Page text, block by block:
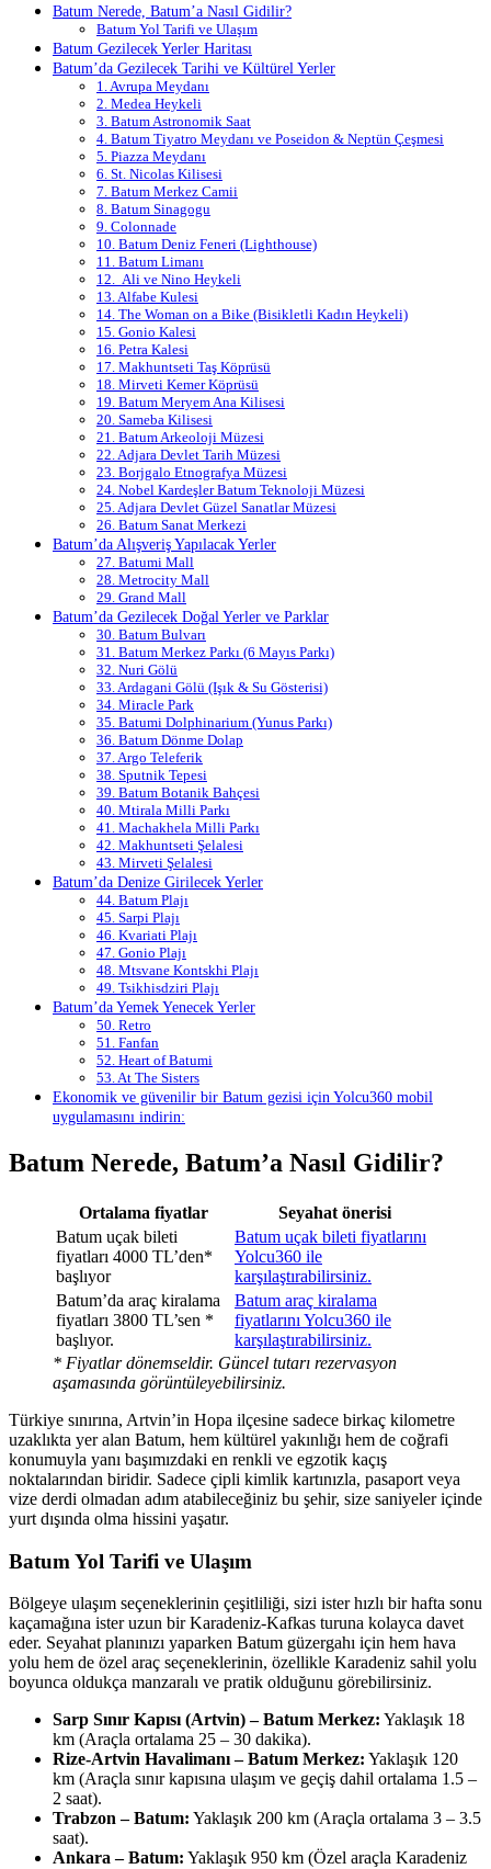
Batum Nerede, Batum’a Nasıl Gidilir?
Batum Yol Tarifi ve Ulaşım
Batum Gezilecek Yerler Haritası
Batum’da Gezilecek Tarihi ve Kültürel Yerler
1. Avrupa Meydanı
2. Medea Heykeli
3. Batum Astronomik Saat
4. Batum Tiyatro Meydanı ve Poseidon & Neptün Çeşmesi
5. Piazza Meydanı
6. St. Nicolas Kilisesi
7. Batum Merkez Camii
8. Batum Sinagogu
9. Colonnade
10. Batum Deniz Feneri (Lighthouse)
11. Batum Limanı
12. Ali ve Nino Heykeli
13. Alfabe Kulesi
14. The Woman on a Bike (Bisikletli Kadın Heykeli)
15. Gonio Kalesi
16. Petra Kalesi
17. Makhuntseti Taş Köprüsü
18. Mirveti Kemer Köprüsü
19. Batum Meryem Ana Kilisesi
20. Sameba Kilisesi
21. Batum Arkeoloji Müzesi
22. Adjara Devlet Tarih Müzesi
23. Borjgalo Etnografya Müzesi
24. Nobel Kardeşler Batum Teknoloji Müzesi
25. Adjara Devlet Güzel Sanatlar Müzesi
26. Batum Sanat Merkezi
Batum’da Alışveriş Yapılacak Yerler
27. Batumi Mall
28. Metrocity Mall
29. Grand Mall
Batum’da Gezilecek Doğal Yerler ve Parklar
30. Batum Bulvarı
31. Batum Merkez Parkı (6 Mayıs Parkı)
32. Nuri Gölü
33. Ardagani Gölü (Işık & Su Gösterisi)
34. Miracle Park
35. Batumi Dolphinarium (Yunus Parkı)
36. Batum Dönme Dolap
37. Argo Teleferik
38. Sputnik Tepesi
39. Batum Botanik Bahçesi
40. Mtirala Milli Parkı
41. Machakhela Milli Parkı
42. Makhuntseti Şelalesi
43. Mirveti Şelalesi
Batum’da Denize Girilecek Yerler
44. Batum Plajı
45. Sarpi Plajı
46. Kvariati Plajı
47. Gonio Plajı
48. Mtsvane Kontskhi Plajı
49. Tsikhisdziri Plajı
Batum’da Yemek Yenecek Yerler
50. Retro
51. Fanfan
52. Heart of Batumi
53. At The Sisters
Ekonomik ve güvenilir bir Batum gezisi için Yolcu360 mobil
uygulamasını indirin:
Batum Nerede, Batum’a Nasıl Gidilir?
Ortalama fiyatlar
Seyahat önerisi
Batum uçak bileti
fiyatları 4000 TL’den*
başlıyor
Batum uçak bileti fiyatlarını
Yolcu360 ile
karşılaştırabilirsiniz.
Batum’da araç kiralama
fiyatları 3800 TL’sen *
başlıyor.
Batum araç kiralama
fiyatlarını Yolcu360 ile
karşılaştırabilirsiniz.
* Fiyatlar dönemseldir. Güncel tutarı rezervasyon
aşamasında görüntüleyebilirsiniz.
Türkiye sınırına, Artvin’in Hopa ilçesine sadece birkaç kilometre
uzaklıkta yer alan Batum, hem kültürel yakınlığı hem de coğrafi
konumuyla yanı başımızdaki en renkli ve egzotik kaçış
noktalarından biridir. Sadece çipli kimlik kartınızla, pasaport veya
vize derdi olmadan adım atabileceğiniz bu şehir, size saniyeler içinde
yurt dışında olma hissini yaşatır.
Batum Yol Tarifi ve Ulaşım
Bölgeye ulaşım seçeneklerinin çeşitliliği, sizi ister hızlı bir hafta sonu
kaçamağına ister uzun bir Karadeniz-Kafkas turuna kolayca davet
eder. Seyahat planınızı yaparken Batum güzergahı için hem hava
yolu hem de özel araç seçeneklerinin, özellikle Karadeniz sahil yolu
boyunca oldukça manzaralı ve pratik olduğunu görebilirsiniz.
Sarp Sınır Kapısı (Artvin) – Batum Merkez: Yaklaşık 18
km (Araçla ortalama 25 – 30 dakika).
Rize-Artvin Havalimanı – Batum Merkez: Yaklaşık 120
km (Araçla sınır kapısına ulaşım ve geçiş dahil ortalama 1.5 –
2 saat).
Trabzon – Batum: Yaklaşık 200 km (Araçla ortalama 3 – 3.5
saat).
Ankara – Batum: Yaklaşık 950 km (Özel araçla Karadeniz